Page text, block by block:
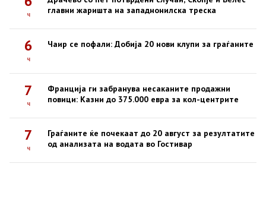
ч
главни жаришта на западнонилска треска
6
ч
Чаир се пофали: Добија 20 нови клупи за граѓаните
7
ч
Франција ги забранува несаканите продажни
повици: Казни до 375.000 евра за кол-центрите
7
ч
Граѓаните ќе почекаат до 20 август за резултатите
од анализата на водата во Гостивар